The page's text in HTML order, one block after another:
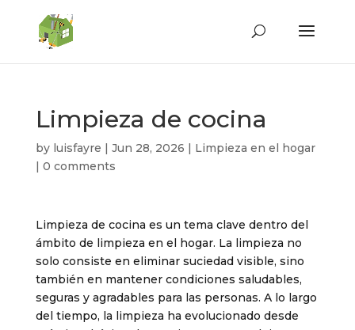
Limpieza de cocina
by luisfayre | Jun 28, 2026 | Limpieza en el hogar
| 0 comments
Limpieza de cocina es un tema clave dentro del
ámbito de limpieza en el hogar. La limpieza no
solo consiste en eliminar suciedad visible, sino
también en mantener condiciones saludables,
seguras y agradables para las personas. A lo largo
del tiempo, la limpieza ha evolucionado desde